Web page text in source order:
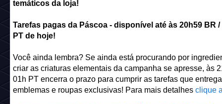
temáticos da loja!
Tarefas pagas da Páscoa- disponível até às 20h59 BR /
PT de hoje!
Você ainda lembra? Se ainda está procurando por
criar as criaturas elementais da campanha se apresse, às
01h PT encerra o prazo para cumprir as tarefas que
emblemas e roupas exclusivas! Para mais detalhes clique